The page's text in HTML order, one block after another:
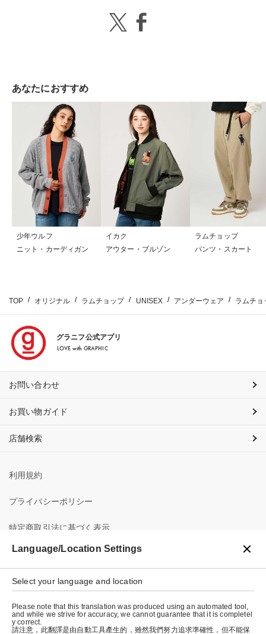
あなたにおすすめ
少年ウルフ
ニット・カーディガン
イカク
アウター・ブルゾン
ラムチョップ
パンツ・スカート
TOP オリジナル ラムチョップ UNISEX アンダーウェア ラムチョ
グラニフ公式アプリ
LOVE with GRAPHIC
お問い合わせ
お買い物ガイド
店舗検索
利用規約
プライバシーポリシー
特定商取引法に基づく表示
会社概要
Language/Location Settings
Select your language and location
Please note that this translation was produced using an automated tool,
and while we strive for accuracy, we cannot guarantee that it is completel
y correct.
請注意，此翻譯是由自動工具產生的，雖然我們努力追求準確性，但不能保